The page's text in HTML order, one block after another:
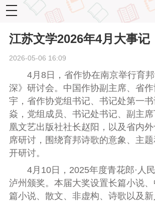
toggle
navigation
江苏文学2026年4月大事记
2026-05-06 16:09
4月8日，省作协在南京举行育
深》研讨会。中国作协副主席、省
宇，省作协党组书记、书记处第一
焱，党组成员、书记处书记、副主
凰文艺出版社社长赵阳，以及省内
席研讨， 围绕育邦诗歌的意象、主
开研讨。
4月10日，2025年度青花郎·人
泸州颁奖。本届大奖设置长篇小说
篇小说、散文、非虚构、诗歌以及